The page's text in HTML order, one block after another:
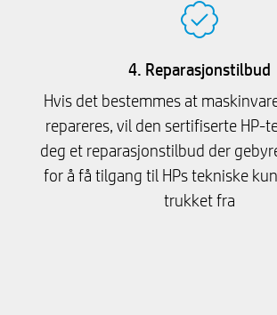
4. Reparasjonstilbud
Hvis det bestemmes at
repareres, vil den sertifiserte HP-
deg et reparasjonstilbud der
for å få tilgang til HPs tekniske
trukket fra